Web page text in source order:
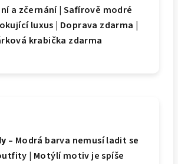
a zčernání | Safírově modré
luxus | Doprava zdarma |
krabička zdarma
– Modrá barva nemusí ladit se
| Motýlí motiv je spíše